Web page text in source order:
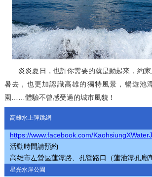
炎炎夏日，也許你需要的就是動起來，約家
暑去，也更加認識高雄的獨特風景，暢遊池
園……體驗不曾感受過的城市風貌！
高雄水上彈跳網
https://www.facebook.com/
活動時間請預約
高雄市左營區蓮潭路、孔營路口（蓮池潭孔廟
星光水岸公園